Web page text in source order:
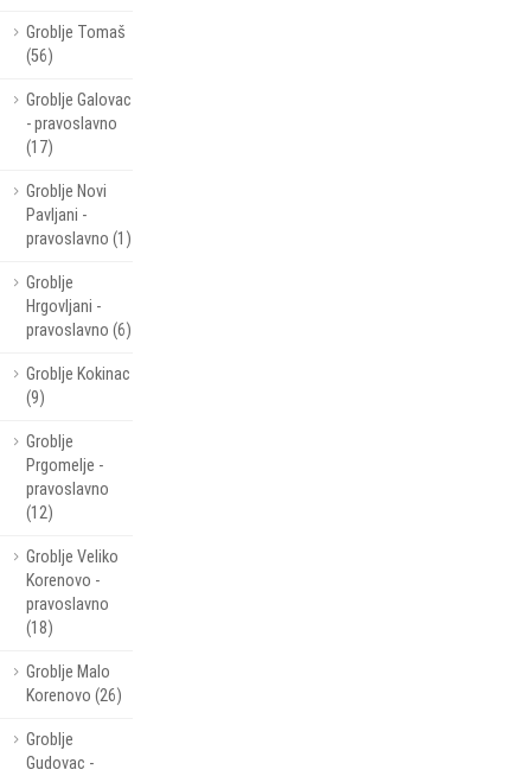
Groblje Tomaš
(56)
Groblje Galovac
- pravoslavno
(17)
Groblje Novi
Pavljani -
pravoslavno (1)
Groblje
Hrgovljani -
pravoslavno (6)
Groblje Kokinac
(9)
Groblje
Prgomelje -
pravoslavno
(12)
Groblje Veliko
Korenovo -
pravoslavno
(18)
Groblje Malo
Korenovo (26)
Groblje
Gudovac -